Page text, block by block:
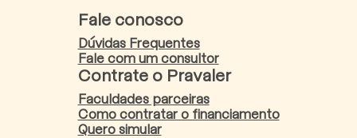
Fale conosco
Dúvidas Frequentes
Fale com um consultor
Contrate o Pravaler
Faculdades parceiras
Como contratar o financiamento
Quero simular